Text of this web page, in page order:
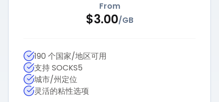
From
$3.00/GB
190 个国家/地区可用
支持 SOCKS5
城市/州定位
灵活的粘性选项